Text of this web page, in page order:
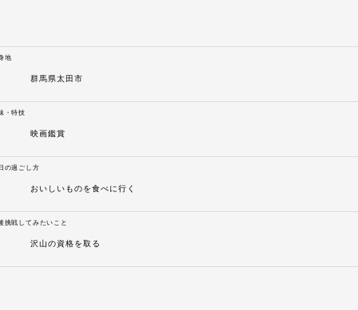
地
群馬県太田市
・特技
映画鑑賞
の過ごし方
おいしいものを食べに行く
挑戦してみたいこと
沢山の資格を取る